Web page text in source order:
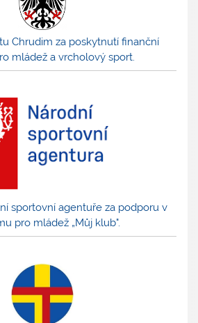
Chrudim za poskytnutí finanční
mládež a vrcholový sport.
sportovní agentuře za podporu v
pro mládež „Můj klub".